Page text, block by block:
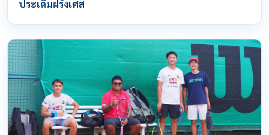
ประเดิมฝรั่งเศส